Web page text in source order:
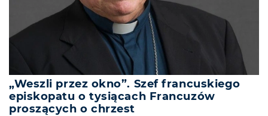
„Weszli przez okno”. Szef francuskiego
episkopatu o tysiącach Francuzów
proszących o chrzest